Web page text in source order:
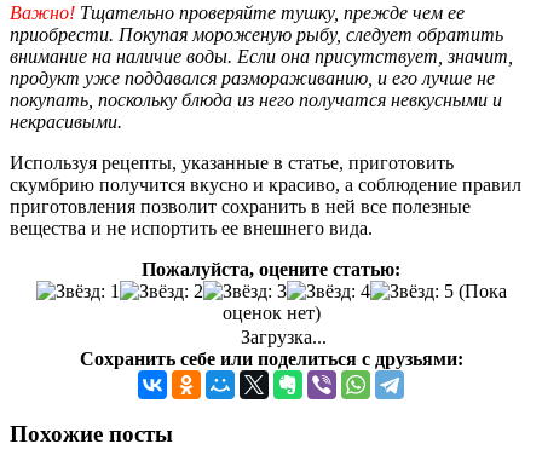
Важно! Тщательно проверяйте тушку, прежде чем ее
приобрести. Покупая мороженую рыбу, следует обратить
внимание на наличие воды. Если она присутствует, значит,
продукт уже поддавался размораживанию, и его лучше не
покупать, поскольку блюда из него получатся невкусными и
некрасивыми.
Используя рецепты, указанные в статье, приготовить
скумбрию получится вкусно и красиво, а соблюдение правил
приготовления позволит сохранить в ней все полезные
вещества и не испортить ее внешнего вида.
Пожалуйста, оцените статью:
(Пока
оценок нет)
Загрузка...
Сохранить себе или поделиться с друзьями:
Похожие посты